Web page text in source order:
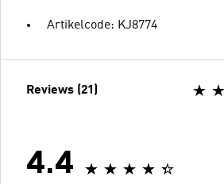
Artikelcode: KJ8774
Reviews (21)
4.4